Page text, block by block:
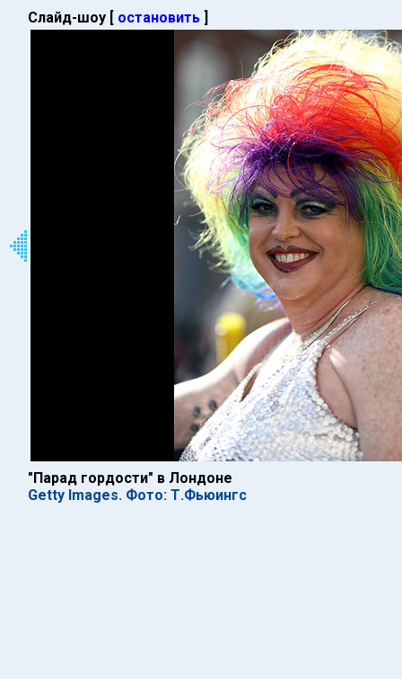
Слайд-шоу [ остановить ]
"Парад гордости" в Лондоне
Getty Images. Фото: Т.Фьюингс